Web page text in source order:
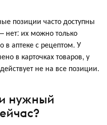
позиции часто доступны
нет: их можно только
в аптеке с рецептом. У
в карточках товаров, у
не на все позиции.
нужный